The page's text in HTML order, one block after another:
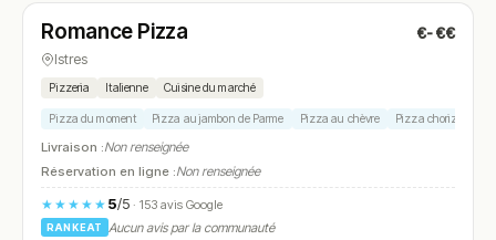
N° 8
Romance Pizza €-€€
Istres
Pizzeria Italienne Cuisine du marché
Pizza du moment Pizza au jambon de Parme Pizza au chèvre Pizza chorizo
Livraison :Non renseignée
Réservation en ligne :Non renseignée
★★★★★ 5/5· 153 avis Google
RANKEAT
Aucun avis par la communauté